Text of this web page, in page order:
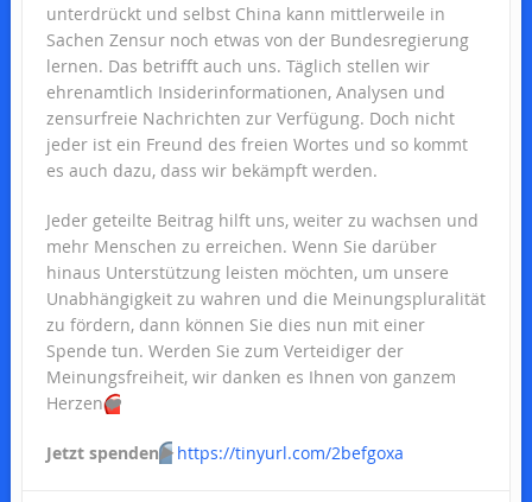
unterdrückt und selbst China kann mittlerweile in
Sachen Zensur noch etwas von der Bundesregierung
lernen. Das betrifft auch uns. Täglich stellen wir
ehrenamtlich Insiderinformationen, Analysen und
zensurfreie Nachrichten zur Verfügung. Doch nicht
jeder ist ein Freund des freien Wortes und so kommt
es auch dazu, dass wir bekämpft werden.
Jeder geteilte Beitrag hilft uns, weiter zu wachsen und
mehr Menschen zu erreichen. Wenn Sie darüber
hinaus Unterstützung leisten möchten, um unsere
Unabhängigkeit zu wahren und die Meinungspluralität
zu fördern, dann können Sie dies nun mit einer
Spende tun. Werden Sie zum Verteidiger der
Meinungsfreiheit, wir danken es Ihnen von ganzem
Herzen❤️
Jetzt spenden▶️ https://tinyurl.com/2befgoxa